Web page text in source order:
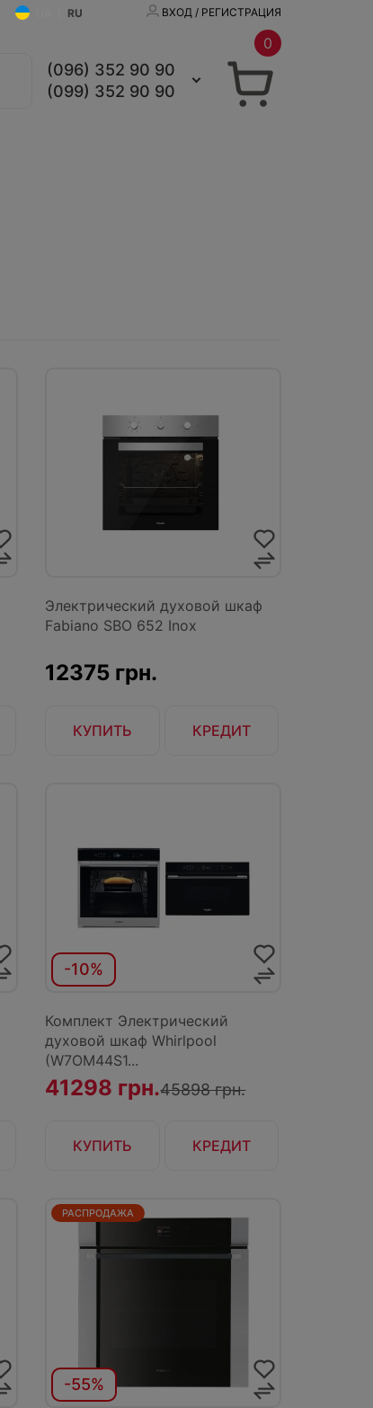
RU ВХОД / РЕГИСТРАЦИЯ
(096) 352 90 90
(099) 352 90 90
0
Электрический духовой шкаф
Fabiano SBO 652 Inox
12375 грн.
КУПИТЬ КРЕДИТ
-10%
Комплект Электрический
духовой шкаф Whirlpool
(W7OM44S1...
41298 грн.45898 грн.
КУПИТЬ КРЕДИТ
-55%
РАСПРОДАЖА